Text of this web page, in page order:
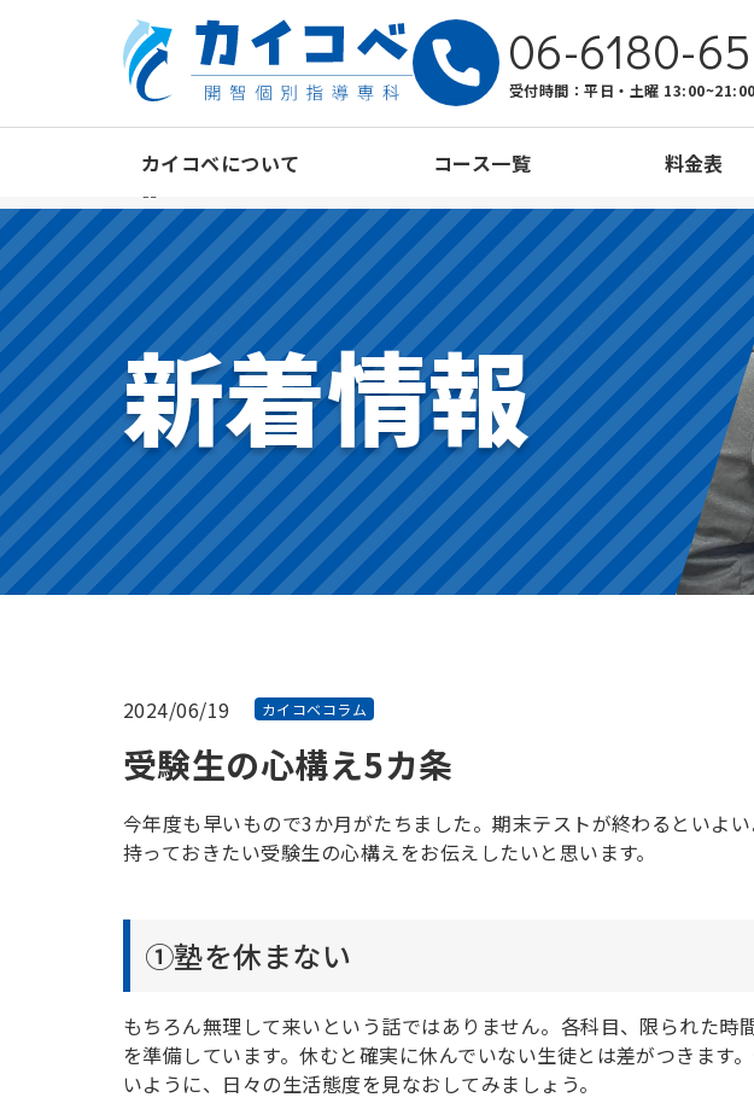
06-6180-
受付時間：平日・土曜 13:00~21:00
カイコベについて コース一覧 料金表
新着情報
2024/06/19 カイコベコラム
受験生の心構え5カ条
今年度も早いもので3か月がたちました。期末テストが終わるといよ
持っておきたい受験生の心構えをお伝えしたいと思います。
①塾を休まない
もちろん無理して来いという話ではありません。各科目、限られた時
を準備しています。休むと確実に休んでいない生徒とは差がつきます
いように、日々の生活態度を見なおしてみましょう。